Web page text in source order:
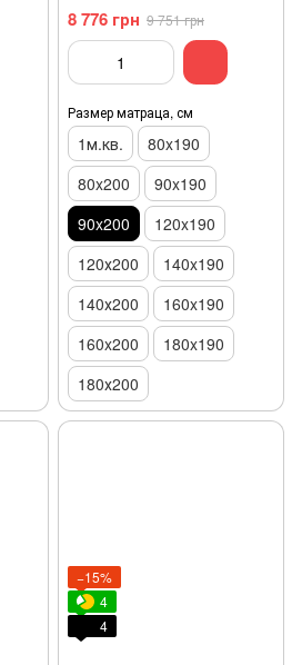
8 776 грн 9 751 грн
Размер матраца, см
1м.кв.
80x190
80x200
90x190
90x200
120x190
120х200
140x190
140х200
160x190
160x200
180x190
180х200
−15%
4
4